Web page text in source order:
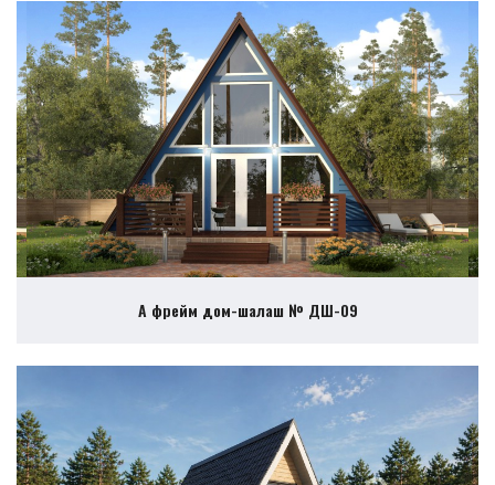
А фрейм дом-шалаш № ДШ-09